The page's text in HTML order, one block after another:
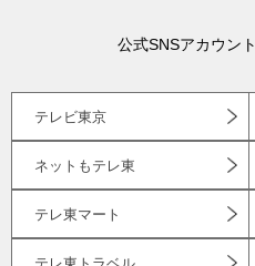
公式SNSアカウント
テレビ東京
ネットもテレ東
テレ東マート